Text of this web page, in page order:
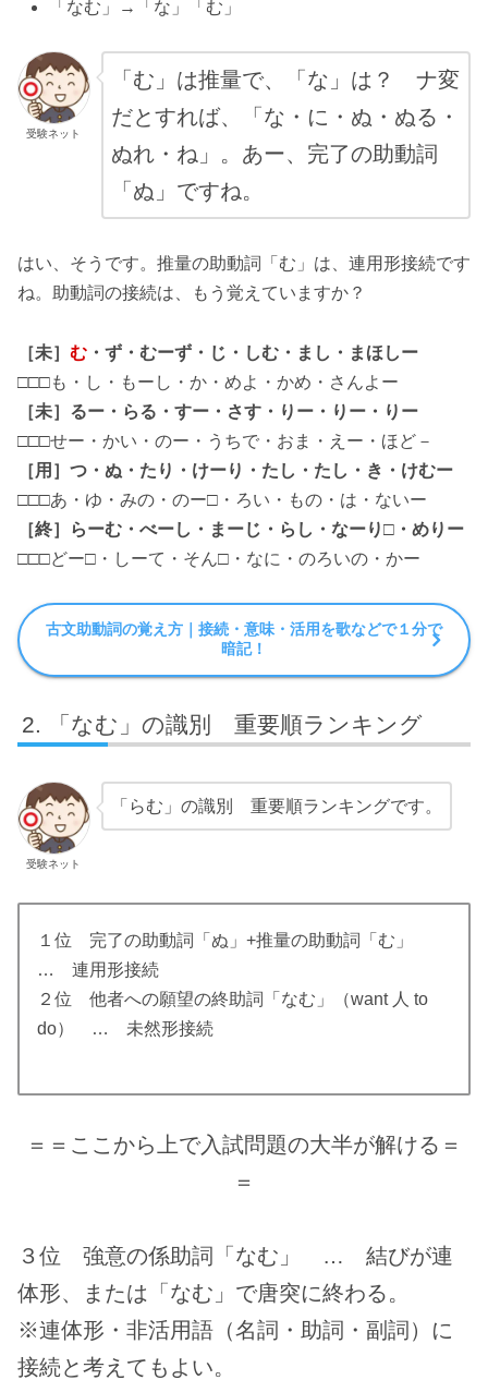
「なむ」→「な」「む」
受験ネット
「む」は推量で、「な」は？ ナ変
だとすれば、「な・に・ぬ・ぬる・
ぬれ・ね」。あー、完了の助動詞
「ぬ」ですね。
はい、そうです。推量の助動詞「む」は、連用形接続です
ね。助動詞の接続は、もう覚えていますか？
［未］ む ・ ず ・むーず・じ・しむ・まし・まほしー
□□□も・し・もーし・か・めよ・かめ・さんよー
［未］るー・らる・すー・さす・ りー・りー・りー
□□□せー・かい・のー・うちで・おま・えー・ほど－
［用］つ・ ぬ ・たり・けーり・たし・たし・き・けむー
□□□あ・ゆ・みの・のー□・ろい・もの・は・ないー
［終］らーむ・べーし・まーじ・らし・なーり□・めりー
□□□どー□・しーて・そん□・なに・のろいの・かー
古文助動詞の覚え方｜接続・意味・活用を歌などで１分で
暗記！
「なむ」の識別 重要順ランキング
受験ネット
「らむ」の識別 重要順ランキングです。
１位 完了の助動詞「ぬ」+推量の助動詞「む」
… 連用形接続
２位 他者への願望の終助詞「なむ」（want 人 to
do） … 未然形接続
＝＝ここから上で入試問題の大半が解ける＝
＝
３位 強意の係助詞「なむ」 … 結びが連
体形、または「なむ」で唐突に終わる。
※連体形・非活用語（名詞・助詞・副詞）に
接続と考えてもよい。